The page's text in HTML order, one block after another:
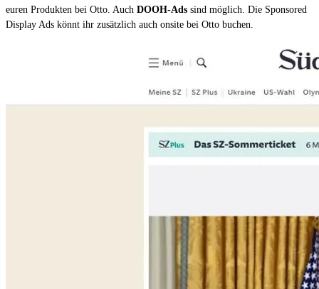
euren Produkten bei Otto. Auch DOOH-Ads sind möglich. Die Sponsored
Display Ads könnt ihr zusätzlich auch onsite bei Otto buchen.